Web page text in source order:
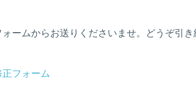
ームからお送りくださいませ。どうぞ引き
正フォーム